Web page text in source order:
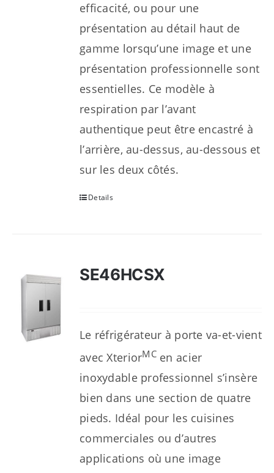
efficacité, ou pour une
présentation au détail haut de
gamme lorsqu’une image et une
présentation professionnelle sont
essentielles. Ce modèle à
respiration par l’avant
authentique peut être encastré à
l’arrière, au-dessus, au-dessous et
sur les deux côtés.
Details
SE46HCSX
Le réfrigérateur à porte va-et-vient
avec XteriorMCen acier
inoxydable professionnel s’insère
bien dans une section de quatre
pieds. Idéal pour les cuisines
commerciales ou d’autres
applications où une image